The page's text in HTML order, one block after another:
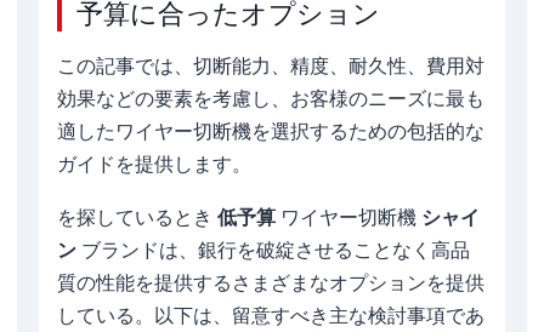
予算に合ったオプション
この記事では、切断能力、精度、耐久性、費用対
効果などの要素を考慮し、お客様のニーズに最も
適したワイヤー切断機を選択するための包括的な
ガイドを提供します。
を探しているとき 低予算 ワイヤー切断機 シャイ
ン ブランドは、銀行を破綻させることなく高品
質の性能を提供するさまざまなオプションを提供
している。以下は、留意すべき主な検討事項であ